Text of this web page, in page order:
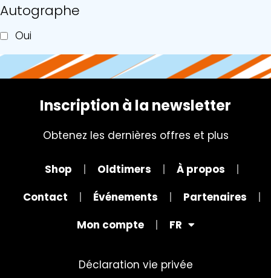
Autographe
Oui
Inscription à la newsletter
Obtenez les dernières offres et plus
Shop Oldtimers
À propos
Contact
Événements
Partenaires
Mon compte
FR
Déclaration vie privée